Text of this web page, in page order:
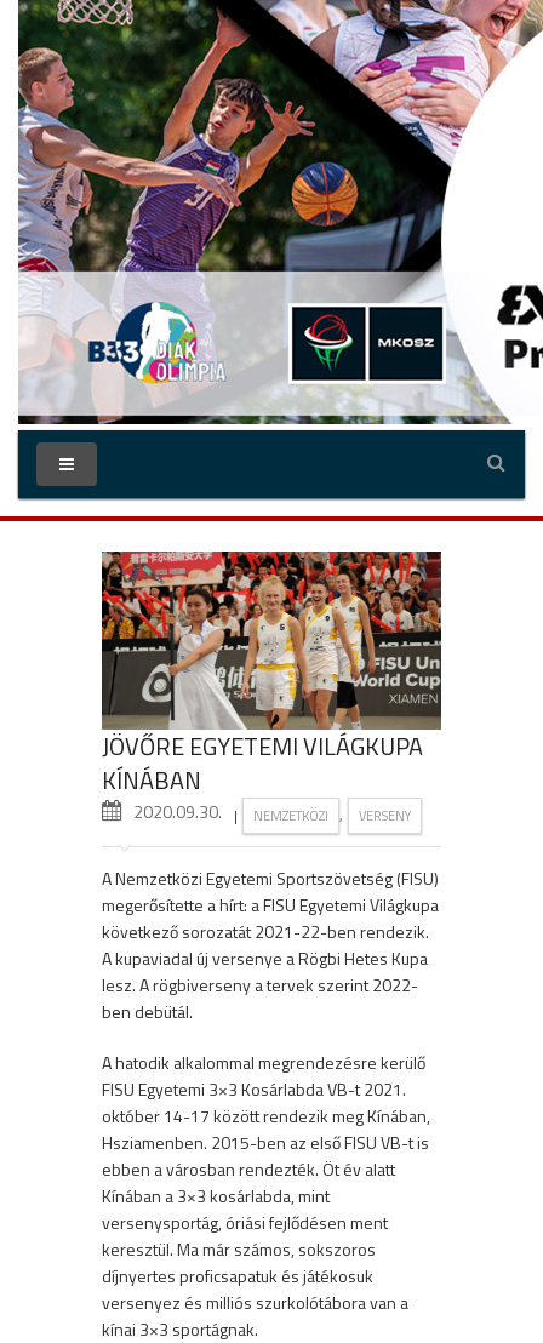
JÖVŐRE EGYETEMI VILÁGKUPA
KÍNÁBAN
2020.09.30. | NEMZETKÖZI , VERSENY
A Nemzetközi Egyetemi Sportszövetség (FISU)
megerősítette a hírt: a FISU Egyetemi Világkupa
következő sorozatát 2021-22-ben rendezik.
A kupaviadal új versenye a Rögbi Hetes Kupa
lesz. A rögbiverseny a tervek szerint 2022-
ben debütál.
A hatodik alkalommal megrendezésre kerülő
FISU Egyetemi 3×3 Kosárlabda VB-t 2021.
október 14-17 között rendezik meg Kínában,
Hsziamenben. 2015-ben az első FISU VB-t is
ebben a városban rendezték. Öt év alatt
Kínában a 3×3 kosárlabda, mint
versenysportág, óriási fejlődésen ment
keresztül. Ma már számos, sokszoros
díjnyertes proficsapatuk és játékosuk
versenyez és milliós szurkolótábora van a
kínai 3×3 sportágnak.